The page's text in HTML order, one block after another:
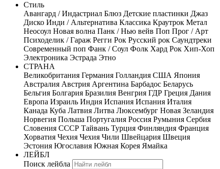
Стиль
Авангард / Индастриал Блюз Детские пластинки Джаз
Диско Инди / Альтернатива Классика Краутрок Метал
Неосоул Новая волна Панк / Нью вейв Поп Прог / Арт
Психоделик / Гараж Регги Рок Русский рок Саундтреки
Современный поп Фанк / Соул Фолк Хард Рок Хип-Хоп
Электроника Эстрада Этно
СТРАНА
Великобритания Германия Голландия США Япония
Австралия Австрия Аргентина Барбадос Беларусь
Бельгия Болгария Бразилия Венгрия ГДР Греция Дания
Европа Израиль Индия Испания Испания Италия
Канада Куба Латвия Литва Люксембург Новая Зеландия
Норвегия Польша Португалия Россия Румыния Сербия
Словения СССР Тайвань Турция Финляндия Франция
Хорватия Чехия Чехия Чили Швейцария Швеция
Эстония Югославия Южная Корея Ямайка
ЛЕЙБЛ
Поиск лейбла